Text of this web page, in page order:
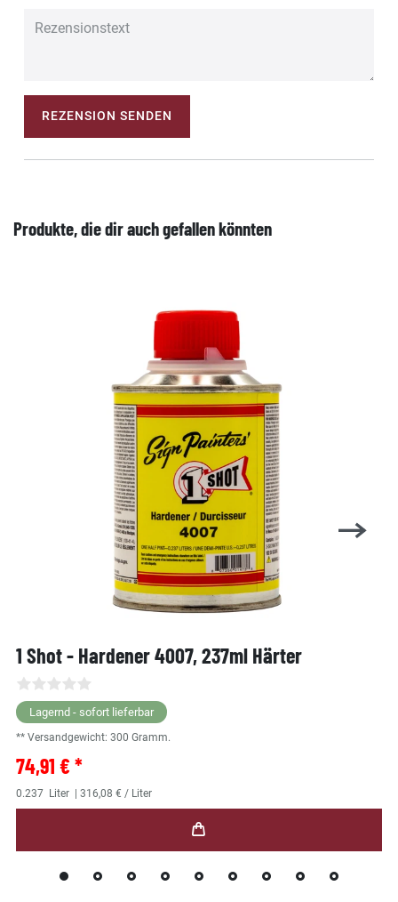
REZENSION SENDEN
Produkte, die dir auch gefallen könnten
1 Shot - Hardener 4007, 237ml Härter
Lagernd - sofort lieferbar
** Versandgewicht: 300 Gramm.
74,91 € *
0.237 Liter | 316,08 € / Liter